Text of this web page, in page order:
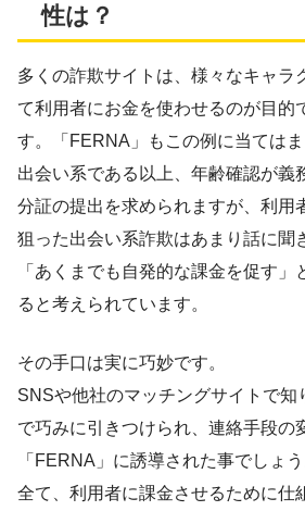
性は？
多くの詐欺サイトは、様々なキャラ
て利用者にお金を使わせるのが目的
す。「FERNA」もこの例に当てはま
出会い系である以上、年齢確認が義
分証の提出を求められますが、利用
狙った出会い系詐欺はあまり話に聞
「あくまでも自発的な課金を促す」
ると考えられています。
その手口は実に巧妙です。
SNSや他社のマッチングサイトで知
で巧みに引きつけられ、連絡手段の
「FERNA」に誘導された事でしょ
全て、 利用者に課金させるために仕